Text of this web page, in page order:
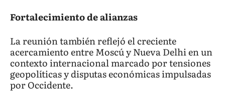
Fortalecimiento de alianzas
La reunión también reflejó el creciente
acercamiento entre Moscú y Nueva Delhi en un
contexto internacional marcado por tensiones
geopolíticas y disputas económicas impulsadas
por Occidente.